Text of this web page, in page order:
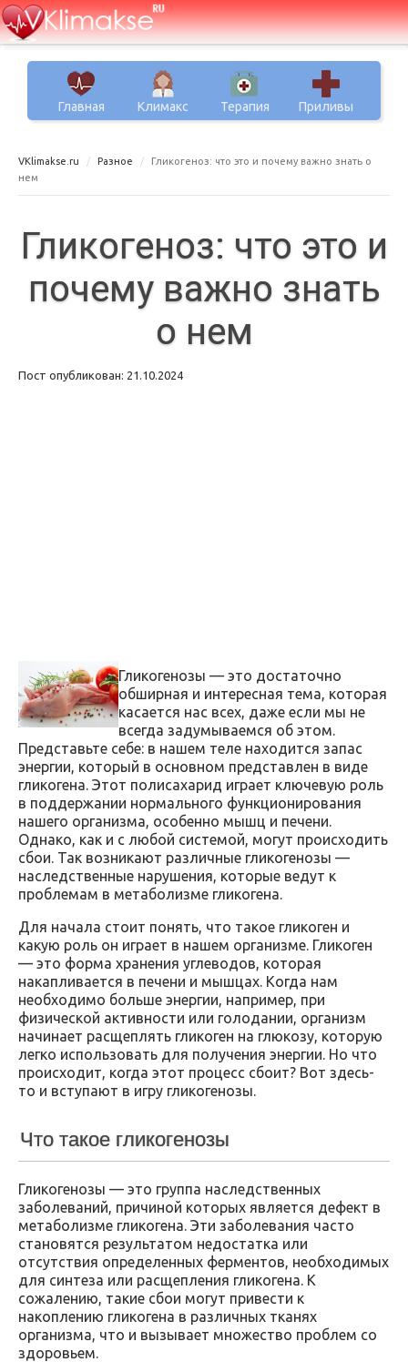
Главная Климакс Терапия Приливы
VKlimakse.ru Разное
Гликогеноз: что это и почему важно знать о
нем
Гликогеноз: что это и
почему важно знать
о нем
Пост опубликован: 21.10.2024
Гликогенозы — это достаточно
обширная и интересная тема, которая
касается нас всех, даже если мы не
всегда задумываемся об этом.
Представьте себе: в нашем теле находится запас
энергии, который в основном представлен в виде
гликогена. Этот полисахарид играет ключевую роль
в поддержании нормального функционирования
нашего организма, особенно мышц и печени.
Однако, как и с любой системой, могут происходить
сбои. Так возникают различные гликогенозы —
наследственные нарушения, которые ведут к
проблемам в метаболизме гликогена.
Для начала стоит понять, что такое гликоген и
какую роль он играет в нашем организме. Гликоген
— это форма хранения углеводов, которая
накапливается в печени и мышцах. Когда нам
необходимо больше энергии, например, при
физической активности или голодании, организм
начинает расщеплять гликоген на глюкозу, которую
легко использовать для получения энергии. Но что
происходит, когда этот процесс сбоит? Вот здесь-
то и вступают в игру гликогенозы.
Что такое гликогенозы
Гликогенозы — это группа наследственных
заболеваний, причиной которых является дефект в
метаболизме гликогена. Эти заболевания часто
становятся результатом недостатка или
отсутствия определенных ферментов, необходимых
для синтеза или расщепления гликогена. К
сожалению, такие сбои могут привести к
накоплению гликогена в различных тканях
организма, что и вызывает множество проблем со
здоровьем.